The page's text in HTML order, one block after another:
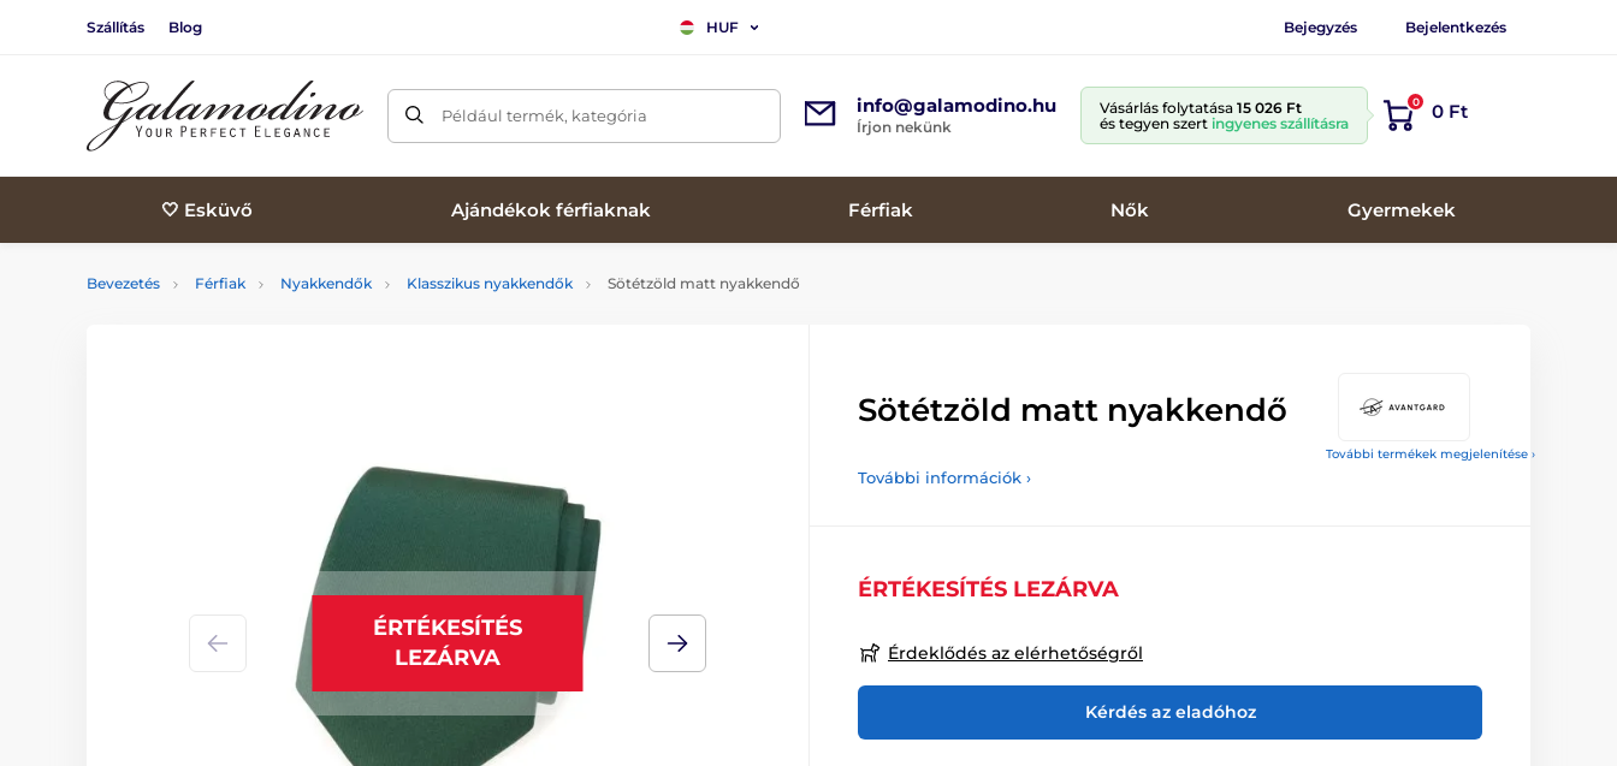
Szállítás Blog HUF Bejegyzés Bejelentkezés
Például termék, kategória info@galamodino.hu
Írjon nekünk
Vásárlás folytatása 15 026 Ft
és tegyen szert ingyenes szállításra
0 0 Ft
🤍 Esküvő Ajándékok férfiaknak Férfiak Nők Gyermekek
Bevezetés Férfiak Nyakkendők Klasszikus nyakkendők Sötétzöld matt nyakkendő
További termékek megjelenítése ›
ÉRTÉKESÍTÉS
LEZÁRVA
Sötétzöld matt nyakkendő
További információk ›
ÉRTÉKESÍTÉS LEZÁRVA
Érdeklődés az elérhetőségről
Kérdés az eladóhoz